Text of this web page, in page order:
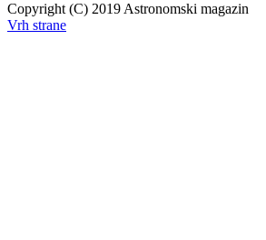
Copyright (C) 2019 Astronomski magazin
Vrh strane